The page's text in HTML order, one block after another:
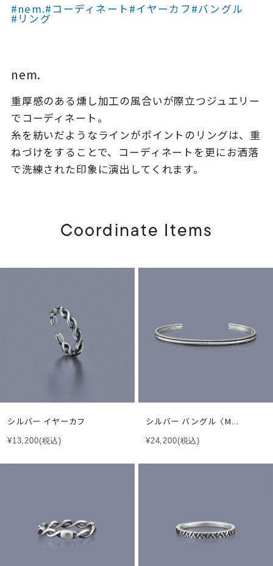
着用シーン
レディース
リングサイズ
～
在庫 在庫ありのみ すべて表示
#nem.#コーディネート #イヤーカフ#バングル
#リング
nem.
重厚感のある燻し加工の風合いが際立つジュエリー
でコーディネート。
糸を紡いだようなラインがポイントのリングは、重
ねづけをすることで、コーディネートを更にお洒落
で洗練された印象に演出してくれます。
Coordinate Items
シルバー イヤーカフ
¥13,200(税込)
シルバー バングル〈M...
¥24,200(税込)